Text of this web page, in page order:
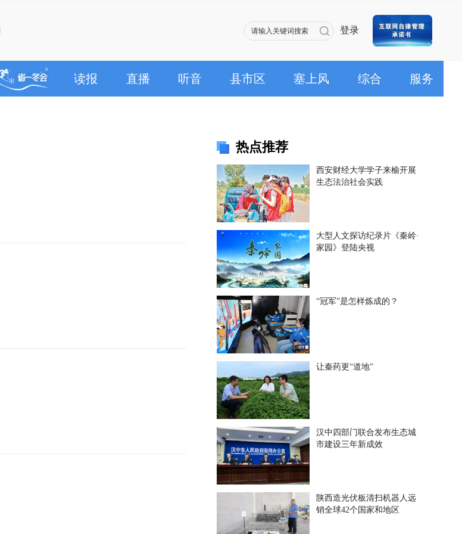
登录
读报 直播 听音 县市区 塞上风 综合 服务
热点推荐
西安财经大学学子来榆开展
生态法治社会实践
大型人文探访纪录片《秦岭·
家园》登陆央视
“冠军”是怎样炼成的？
让秦药更“道地”
汉中四部门联合发布生态城
市建设三年新成效
陕西造光伏板清扫机器人远
销全球42个国家和地区